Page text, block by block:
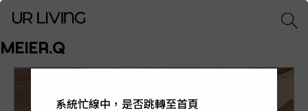
MEIER.Q
系統忙線中，是否跳轉至首頁
系統忙線中，是否跳轉至首頁
系統忙線中，是否跳轉至首頁
系統忙線中，是否跳轉至首頁
系統忙線中，是否跳轉至首頁